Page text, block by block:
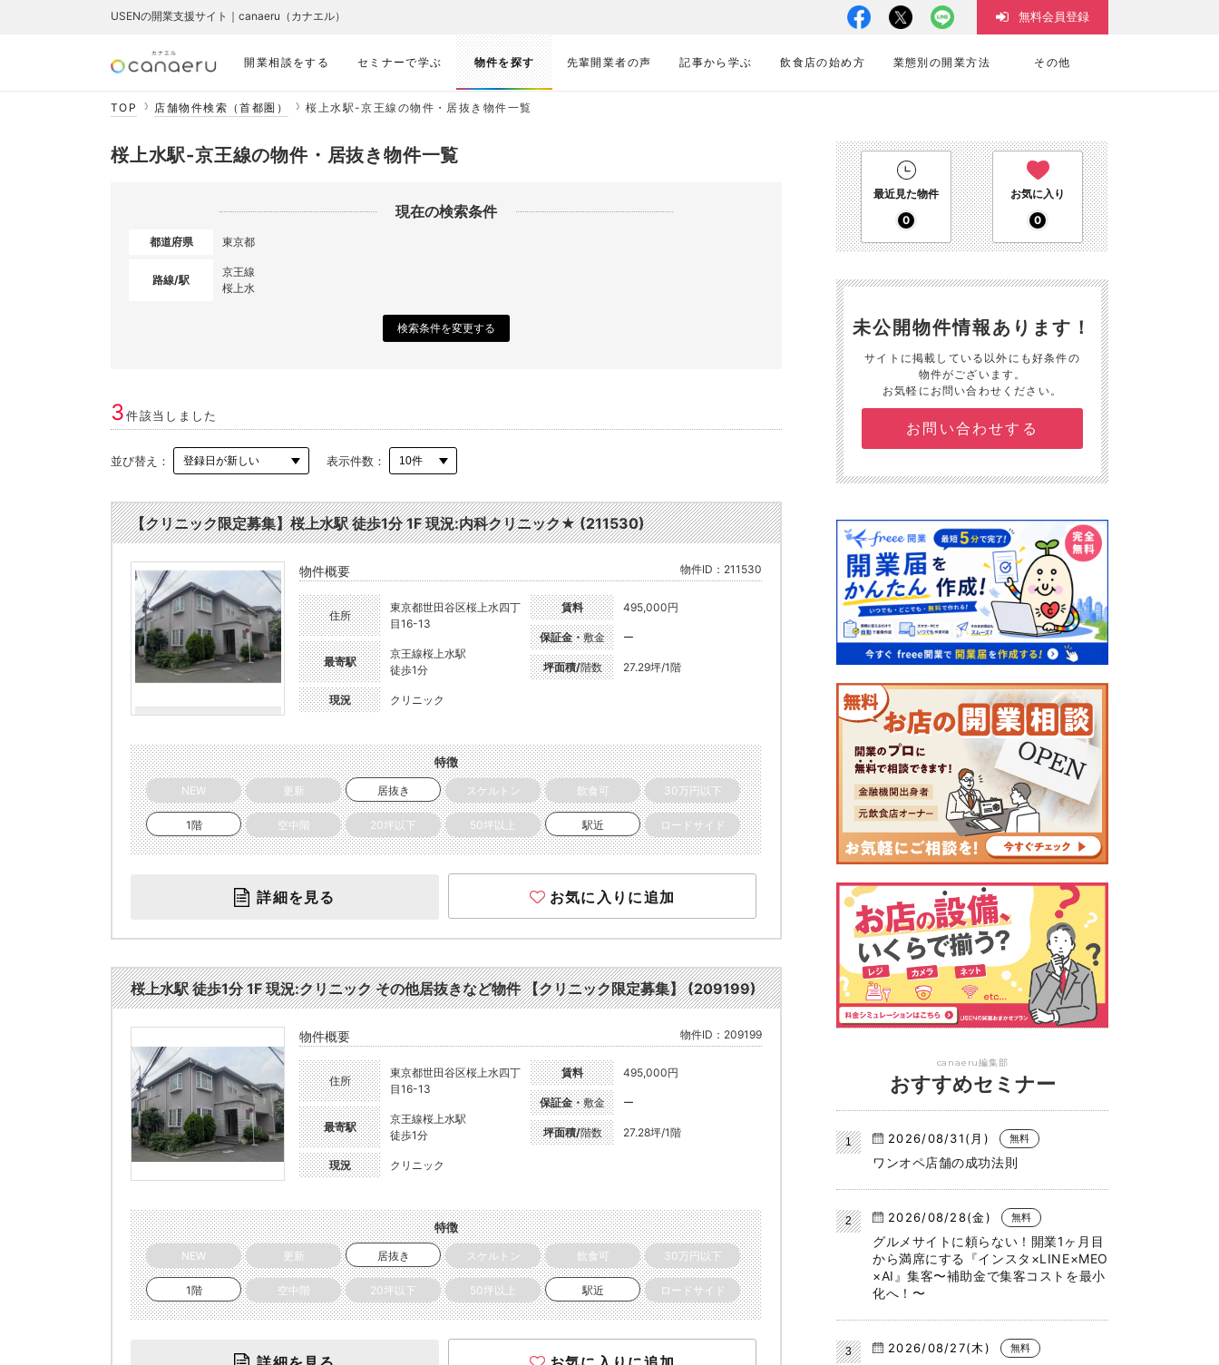
開業相談をする セミナーで学ぶ 物件を探す 先輩開業者の声 記事から学ぶ 飲食店の始め方 業態別の開業方法 その他
USENの開業支援サイト｜canaeru（カナエル） 無料会員登録
TOP 店舗物件検索（首都圏） 桜上水駅-京王線の物件・居抜き物件一覧
桜上水駅-京王線の物件・居抜き物件一覧
現在の検索条件
都道府県 東京都
路線/駅
京王線
桜上水
検索条件を変更する
3件該当しました
並び替え： 表示件数：
【クリニック限定募集】桜上水駅 徒歩1分 1F 現況:内科クリニック★ (211530)
物件概要 物件ID：211530
住所
東京都世田谷区桜上水四丁
目16-13
最寄駅
京王線桜上水駅
徒歩1分
現況 クリニック
賃料 495,000円
保証金・敷金 ー
坪面積/階数 27.29坪/1階
特徴
NEW 更新 居抜き スケルトン 飲食可 30万円以下
1階 空中階 20坪以下 50坪以上 駅近 ロードサイド
詳細を見る お気に入りに追加
桜上水駅 徒歩1分 1F 現況:クリニック その他居抜きなど物件 【クリニック限定募集】 (209199)
物件概要 物件ID：209199
住所
東京都世田谷区桜上水四丁
目16-13
最寄駅
京王線桜上水駅
徒歩1分
現況 クリニック
賃料 495,000円
保証金・敷金 ー
坪面積/階数 27.28坪/1階
特徴
NEW 更新 居抜き スケルトン 飲食可 30万円以下
1階 空中階 20坪以下 50坪以上 駅近 ロードサイド
最近見た物件
0
お気に入り
0
未公開物件情報あります！
サイトに掲載している以外にも好条件の
物件がございます。
お気軽にお問い合わせください。
お問い合わせする
canaeru編集部
おすすめセミナー
2026/08/31(月) 無料
ワンオペ店舗の成功法則
2026/08/28(金) 無料
グルメサイトに頼らない！開業1ヶ月目
から満席にする『インスタ×LINE×MEO
×AI』集客〜補助金で集客コストを最小
化へ！〜
2026/08/27(木) 無料